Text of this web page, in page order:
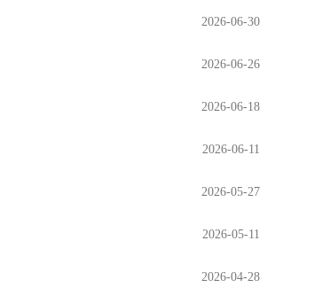
2026-06-30
2026-06-26
2026-06-18
2026-06-11
2026-05-27
2026-05-11
2026-04-28